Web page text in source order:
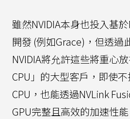
雖然NVIDIA本身也投入基
開發 (例如Grace)，但透過
NVIDIA將允許這些將重心
CPU」的大型客戶，即使不
CPU，也能透過NVLink
GPU完整且高效的加速性能